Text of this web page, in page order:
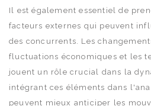
Il est également essentiel de
facteurs externes qui peuvent
des concurrents. Les
fluctuations économiques et les
jouent un rôle crucial dans la
intégrant ces éléments dans
peuvent mieux anticiper les